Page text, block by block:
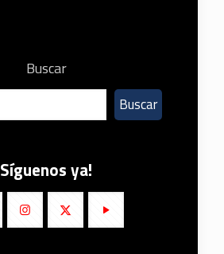
Buscar
Buscar
Síguenos ya!